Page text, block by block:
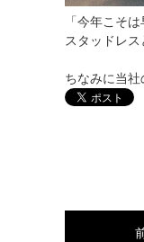
「今年こそは
スタッドレ
ちなみに当